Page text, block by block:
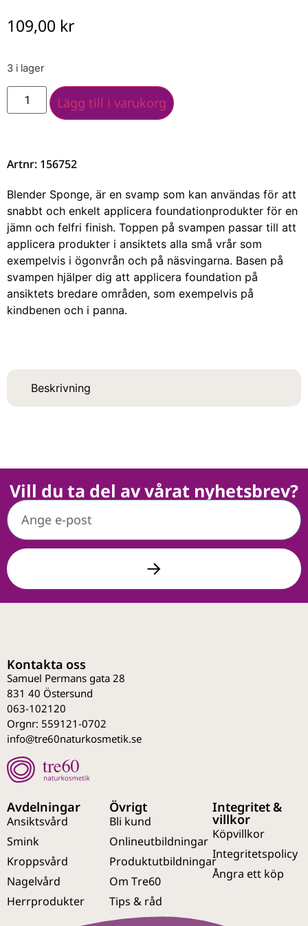
109,00 kr
3 i lager
Lägg till i varukorg
Artnr: 156752
Blender Sponge, är en svamp som kan användas för att
snabbt och enkelt applicera foundationprodukter för en
jämn och felfri finish. Toppen på svampen passar till att
applicera produkter i ansiktets alla små vrår som
exempelvis i ögonvrån och på näsvingarna. Basen på
svampen hjälper dig att applicera foundation på
ansiktets bredare områden, som exempelvis på
kindbenen och i panna.
Beskrivning
Vill du ta del av vårat nyhetsbrev?
Kontakta oss
Samuel Permans gata 28
831 40 Östersund
063-102120
Orgnr: 559121-0702
info@tre60naturkosmetik.se
Avdelningar
Ansiktsvård
Smink
Kroppsvård
Nagelvård
Herrprodukter
Övrigt
Bli kund
Onlineutbildningar
Produktutbildningar
Om Tre60
Tips & råd
Integritet &
villkor
Köpvillkor
Integritetspolicy
Ångra ett köp